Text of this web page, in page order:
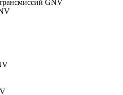
GNV